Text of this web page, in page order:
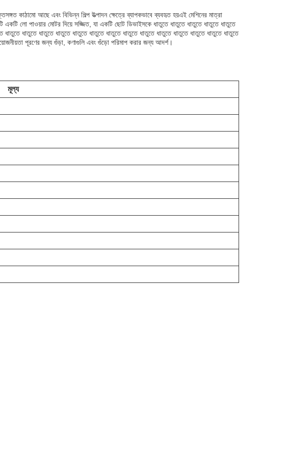
কাঠামো আছে এবং বিভিন্ন শিল্প উত্পাদন ক্ষেত্রে ব্যাপকভাবে ব্যবহৃত হয়এই মেশিনের মাত্রা
লো পাওয়ার মোটর দিয়ে সজ্জিত, যা একটি ছোট ডিভাইসকে ধাতুতে ধাতুতে ধাতুতে ধাতুতে ধাতুতে
ধাতুতে ধাতুতে ধাতুতে ধাতুতে ধাতুতে ধাতুতে ধাতুতে ধাতুতে ধাতুতে ধাতুতে ধাতুতে ধাতুতে ধাতুতে
পূরণের জন্য গুঁড়া, কণাগুলি এবং গুঁড়ো পরিমাপ করার জন্য আদর্শ।
মূল্য